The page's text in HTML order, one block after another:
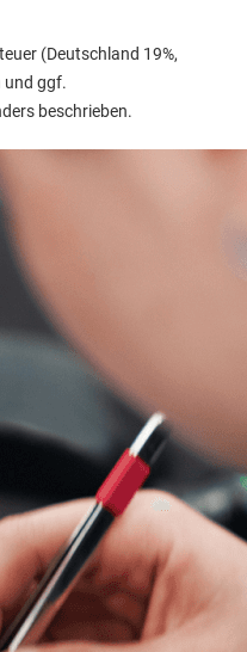
(Deutschland 19%,
und ggf.
beschrieben.